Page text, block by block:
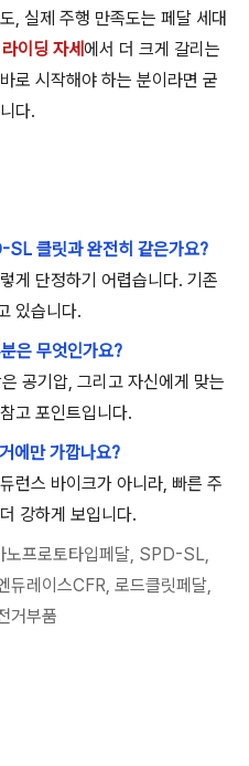
, 실제 주행 만족도는 페달 세대
이딩 자세 에서 더 크게 갈리는
로 시작해야 하는 분이라면 굳
다.
SL 클릿과 완전히 같은가요?
게 단정하기 어렵습니다. 기존
있습니다.
은 무엇인가요?
공기압, 그리고 자신에게 맞는
고 포인트입니다.
에만 가깝나요?
런스 바이크가 아니라, 빠른 주
강하게 보입니다.
노프로토타입페달, SPD-SL,
듀레이스CFR, 로드클릿페달,
거부품